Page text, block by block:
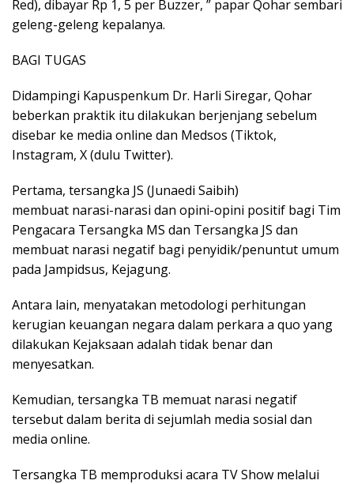
Red), dibayar Rp 1, 5 per Buzzer, ” papar Qohar sembari
geleng-geleng kepalanya.
BAGI TUGAS
Didampingi Kapuspenkum Dr. Harli Siregar, Qohar
beberkan praktik itu dilakukan berjenjang sebelum
disebar ke media online dan Medsos (Tiktok,
Instagram, X (dulu Twitter).
Pertama, tersangka JS (Junaedi Saibih)
membuat narasi-narasi dan opini-opini positif bagi Tim
Pengacara Tersangka MS dan Tersangka JS dan
membuat narasi negatif bagi penyidik/penuntut umum
pada Jampidsus, Kejagung.
Antara lain, menyatakan metodologi perhitungan
kerugian keuangan negara dalam perkara a quo yang
dilakukan Kejaksaan adalah tidak benar dan
menyesatkan.
Kemudian, tersangka TB memuat narasi negatif
tersebut dalam berita di sejumlah media sosial dan
media online.
Tersangka TB memproduksi acara TV Show melalui